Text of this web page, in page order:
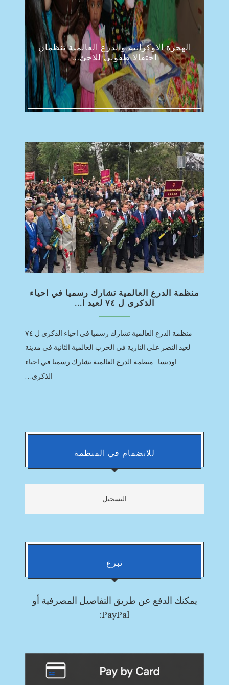
الهجرة الاوكرانية والدرع العالمية تنظمان
احتفالا طفولي للاجئ...
منظمة الدرع العالمية تشارك رسميا في احياء
الذكرى ل ٧٤ لعيد ا...
منظمة الدرع العالمية تشارك رسميا في احياء الذكرى ل ٧٤
لعيد النصر على النازية في الحرب العالمية الثانية في مدينة
اوديسا منظمة الدرع العالمية تشارك رسميا في احياء
الذكرى…
للانضمام في المنظمة
التسجيل
تبرع
يمكنك الدفع عن طريق التفاصيل المصرفية أو
PayPal: